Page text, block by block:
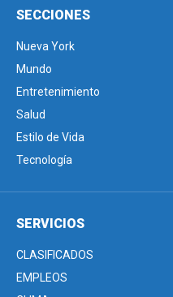
SECCIONES
Nueva York
Mundo
Entretenimiento
Salud
Estilo de Vida
Tecnología
SERVICIOS
CLASIFICADOS
EMPLEOS